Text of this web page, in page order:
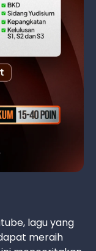
lagu yang
meraih